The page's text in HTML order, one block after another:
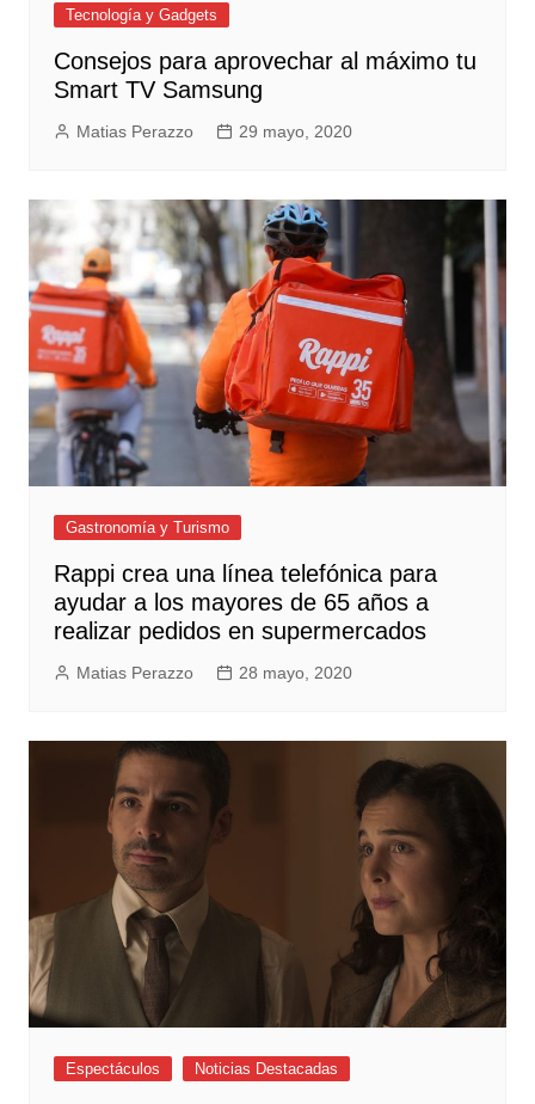
Tecnología y Gadgets
Consejos para aprovechar al máximo tu
Smart TV Samsung
Matias Perazzo 29 mayo, 2020
Gastronomía y Turismo
Rappi crea una línea telefónica para
ayudar a los mayores de 65 años a
realizar pedidos en supermercados
Matias Perazzo 28 mayo, 2020
Espectáculos Noticias Destacadas